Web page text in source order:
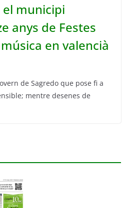
municipi
anys de Festes
en valencià
de Sagredo que pose fi a
mentre desenes de